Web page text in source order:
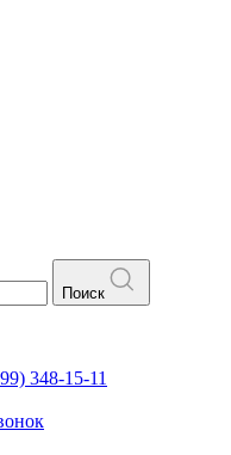
Поиск
348-15-11